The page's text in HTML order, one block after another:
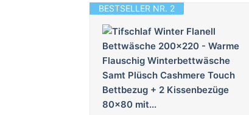
BESTSELLER NR. 2